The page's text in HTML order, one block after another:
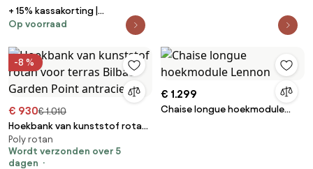
+ 15% kassakorting |
Loungebank Tuin Bellagio | Rope
Grijs | 215cm | Incl. kussens | Kees
Smit Tuinmeubelen
Op voorraad
-8 %
€ 930€ 1.010
Hoekbank van kunststof rotan
voor terras Bilbao Garden Point
antraciete
Poly rotan
Wordt verzonden over 5
dagen
€ 1.299
Chaise longue hoekmodule